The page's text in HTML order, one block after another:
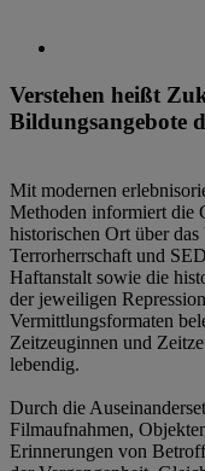
Verstehen heißt
Bildungsangebote
Mit modernen
Methoden informiert die
historischen Ort über
Terrorherrschaft und
Haftanstalt sowie die
der jeweiligen
Vermittlungsformaten
Zeitzeuginnen und
lebendig.
Durch die
Filmaufnahmen,
Erinnerungen von